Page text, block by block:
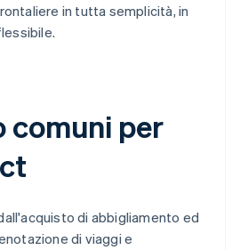
in tutta semplicità, in
comuni per
di abbigliamento ed
di viaggi e